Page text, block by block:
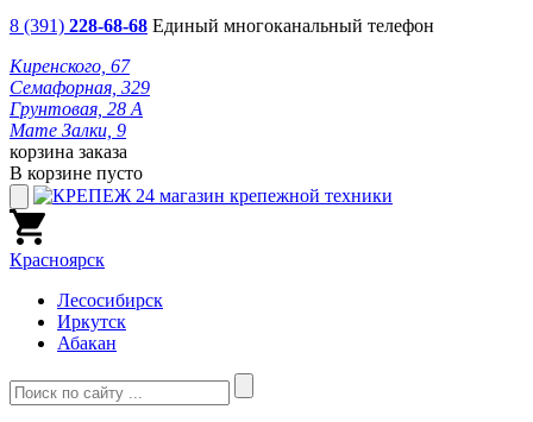
8 (391) 228-68-68 Единый многоканальный телефон
Киренского, 67
Семафорная, 329
Грунтовая, 28 А
Мате Залки, 9
корзина заказа
В корзине пусто
Красноярск
Лесосибирск
Иркутск
Абакан